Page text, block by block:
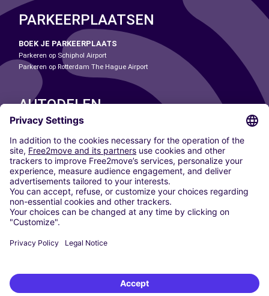
PARKEERPLAATSEN
BOEK JE PARKEERPLAATS
Parkeren op Schiphol Airport
Parkeren op Rotterdam The Hague Airport
AUTODELEN
ONZE STEDEN
Paris
Madrid
Washington DC
Milaan
Rome
Turijn
Wenen
Berlijn
Düsseldorf